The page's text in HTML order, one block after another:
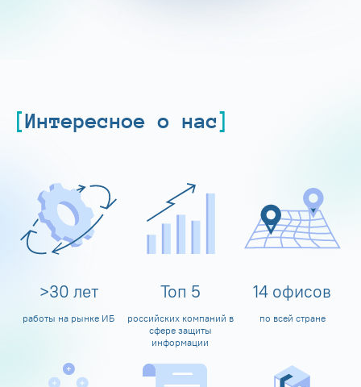
Интересное о нас
>30 лет
работы на рынке ИБ
Топ 5
российских компаний в
сфере защиты
информации
14 офисов
по всей стране